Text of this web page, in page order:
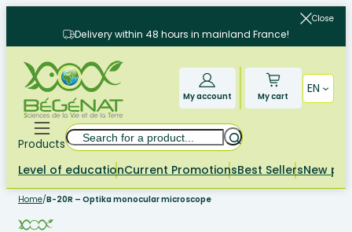
content
Close
Delivery within 48 hours in mainland France!
My account My cart
EN
Products
Search
Level of educationCurrent PromotionsBest SellersNew
Home/B-20R – Optika monocular microscope